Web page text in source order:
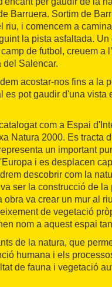
Barruera. Sortim de
i comencem a
la pista asfaltada. Un
de futbol, creuem a
del Salencar.
acostar-nos fins a la
pot gaudir d'una vista
com a Espai
Natura 2000. Es tracta
un important
i es desplacen
descobrir com la
ser la construcció de
va crear un mur al
de vegetació
nom a aquest espai
de la natura, que
humana i els
de fauna i vegetació